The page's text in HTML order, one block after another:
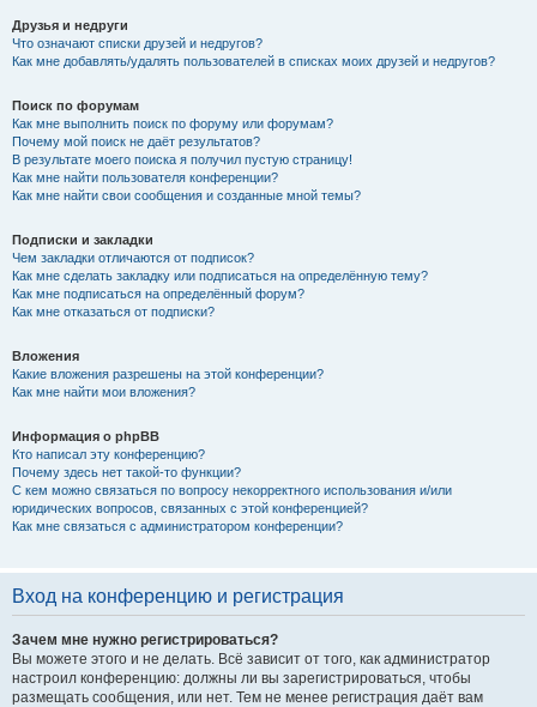
Друзья и недруги
Что означают списки друзей и недругов?
Как мне добавлять/удалять пользователей в списках моих друзей и недругов?
Поиск по форумам
Как мне выполнить поиск по форуму или форумам?
Почему мой поиск не даёт результатов?
В результате моего поиска я получил пустую страницу!
Как мне найти пользователя конференции?
Как мне найти свои сообщения и созданные мной темы?
Подписки и закладки
Чем закладки отличаются от подписок?
Как мне сделать закладку или подписаться на определённую тему?
Как мне подписаться на определённый форум?
Как мне отказаться от подписки?
Вложения
Какие вложения разрешены на этой конференции?
Как мне найти мои вложения?
Информация о phpBB
Кто написал эту конференцию?
Почему здесь нет такой-то функции?
С кем можно связаться по вопросу некорректного использования и/или
юридических вопросов, связанных с этой конференцией?
Как мне связаться с администратором конференции?
Вход на конференцию и регистрация
Зачем мне нужно регистрироваться?
Вы можете этого и не делать. Всё зависит от того, как администратор
настроил конференцию: должны ли вы зарегистрироваться, чтобы
размещать сообщения, или нет. Тем не менее регистрация даёт вам